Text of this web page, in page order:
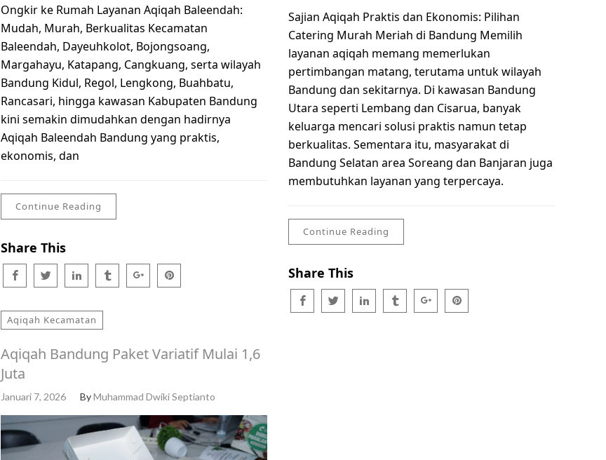
Ongkir ke Rumah Layanan Aqiqah Baleendah:
Mudah, Murah, Berkualitas Kecamatan
Baleendah, Dayeuhkolot, Bojongsoang,
Margahayu, Katapang, Cangkuang, serta wilayah
Bandung Kidul, Regol, Lengkong, Buahbatu,
Rancasari, hingga kawasan Kabupaten Bandung
kini semakin dimudahkan dengan hadirnya
Aqiqah Baleendah Bandung yang praktis,
ekonomis, dan
Continue Reading
Share This
Sajian Aqiqah Praktis dan Ekonomis: Pilihan
Catering Murah Meriah di Bandung Memilih
layanan aqiqah memang memerlukan
pertimbangan matang, terutama untuk wilayah
Bandung dan sekitarnya. Di kawasan Bandung
Utara seperti Lembang dan Cisarua, banyak
keluarga mencari solusi praktis namun tetap
berkualitas. Sementara itu, masyarakat di
Bandung Selatan area Soreang dan Banjaran juga
membutuhkan layanan yang terpercaya.
Continue Reading
Share This
Aqiqah Kecamatan
Aqiqah Bandung Paket Variatif Mulai 1,6
Juta
Januari 7, 2026 ByMuhammad Dwiki Septianto